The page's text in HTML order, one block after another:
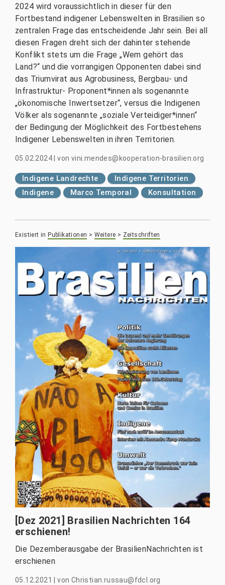
2024 wird voraussichtlich in dieser für den
Fortbestand indigener Lebenswelten in Brasilien so
zentralen Frage das entscheidende Jahr sein. Bei all
diesen Fragen dreht sich der dahinter stehende
Konflikt stets um die Frage „Wem gehört das
Land?“ und die vorrangigen Opponenten dabei sind
das Triumvirat aus Agrobusiness, Bergbau- und
Infrastruktur- Proponent*innen als sogenannte
„ökonomische Inwertsetzer“, versus die Indigenen
Völker als sogenannte „soziale Verteidiger*innen“
der Bedingung der Möglichkeit des Fortbestehens
Indigener Lebenswelten in ihren Territorien.
05.02.2024 |von vini.mendes@kooperation-brasilien.org
Indigene Landrechte
Indigene Territorien
Indigene
Marco Temporal Konsultation
Existiert in Publikationen > Weitere > Zeitschriften
[Dez 2021] Brasilien Nachrichten 164
erschienen!
Die Dezemberausgabe der BrasilienNachrichten ist
erschienen
05.12.2021 |von Christian.russau@fdcl.org